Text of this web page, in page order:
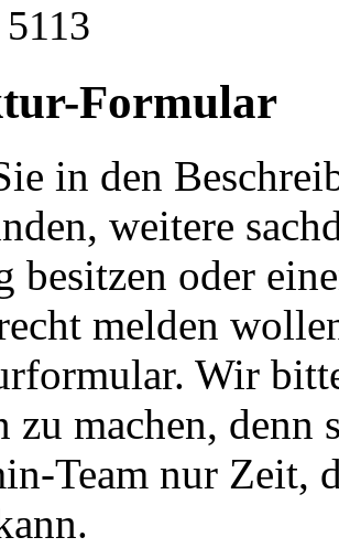
5113
Formular
in den
weitere
besitzen oder
melden
Wir
zu machen,
Team nur Zeit,